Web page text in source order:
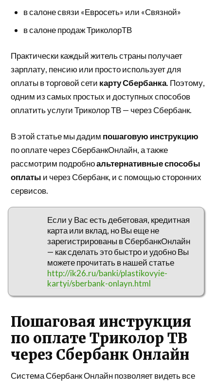
в салоне связи «Евросеть» или «Связной»
в салоне продаж ТриколорТВ
Практически каждый житель страны получает
зарплату, пенсию или просто использует для
оплаты в торговой сети карту Сбербанка. Поэтому,
одним из самых простых и доступных способов
оплатить услуги Триколор ТВ — через Сбербанк.
В этой статье мы дадим пошаговую инструкцию
по оплате через СбербанкОнлайн, а также
рассмотрим подробноальтернативные способы
оплаты и через Сбербанк, и с помощью сторонних
сервисов.
Если у Вас есть дебетовая, кредитная
карта или вклад, но Вы еще не
зарегистрированы в СбербанкОнлайн
— как сделать это быстро и удобно Вы
можете прочитать в нашей статье
http://ik26.ru/banki/plastikovyie-
kartyi/sberbank-onlayn.html
Пошаговая инструкция
по оплате Триколор ТВ
через Сбербанк Онлайн
Система Сбербанк Онлайн позволяет видеть все